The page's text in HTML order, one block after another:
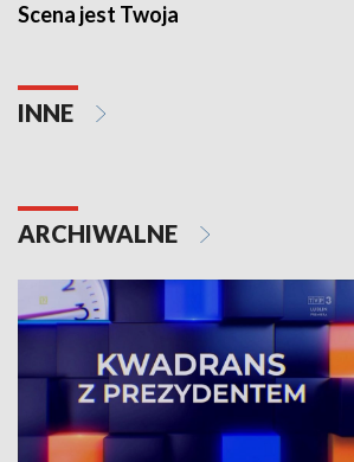
Scena jest Twoja
INNE
ARCHIWALNE